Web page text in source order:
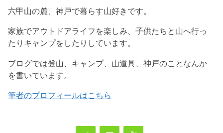
六甲山の麓、神戸で暮らす山好きです。
家族でアウトドアライフを楽しみ、子供たちと山へ行っ
たりキャンプをしたりしています。
ブログでは登山、キャンプ、山道具、神戸のことなんか
を書いています。
筆者のプロフィールはこちら